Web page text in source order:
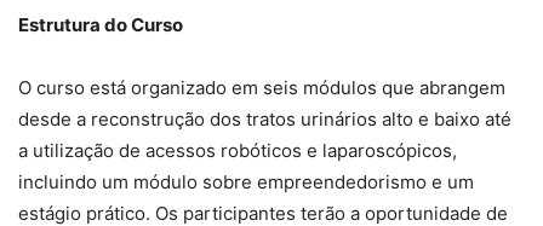
Estrutura do Curso
O curso está organizado em seis módulos que abrangem
desde a reconstrução dos tratos urinários alto e baixo até
a utilização de acessos robóticos e laparoscópicos,
incluindo um módulo sobre empreendedorismo e um
estágio prático. Os participantes terão a oportunidade de